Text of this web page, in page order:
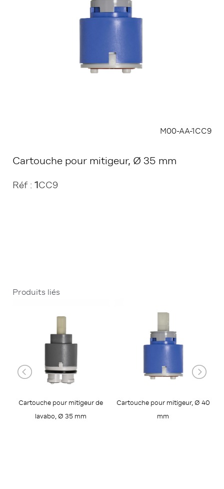
M00-AA-1CC9
Cartouche pour mitigeur, Ø 35 mm
Réf : 1CC9
Produits liés
Cartouche pour mitigeur de
lavabo, Ø 35 mm
Cartouche pour mitigeur, Ø 40
mm